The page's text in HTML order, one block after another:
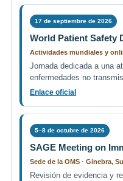
17 de septiembre de 2026
World Patient Safety
Actividades mundiales y
Jornada dedicada a una
enfermedades no
Enlace oficial
5–8 de octubre de 2026
SAGE Meeting on
Sede de la OMS · Ginebra,
Revisión de evidencia y